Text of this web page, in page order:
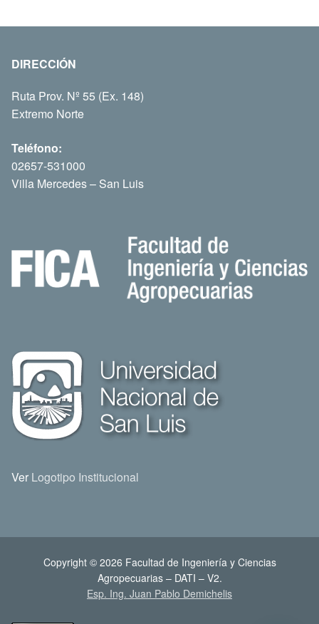
DIRECCIÓN
Ruta Prov. Nº 55 (Ex. 148)
Extremo Norte
Teléfono:
02657-531000
Villa Mercedes – San Luis
Ver Logotipo Institucional
Copyright © 2026 Facultad de Ingeniería y Ciencias
Agropecuarias – DATI – V2.
Esp. Ing. Juan Pablo Demichelis